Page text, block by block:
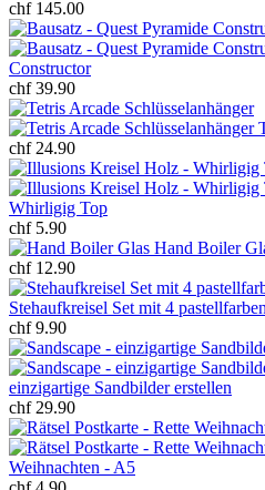
chf 145.00
Constructor
chf 39.90
chf 24.90
Whirligig Top
chf 5.90
Hand Boiler
chf 12.90
Stehaufkreisel Set mit 4
chf 9.90
einzigartige Sandbilder erstellen
chf 29.90
Weihnachten - A5